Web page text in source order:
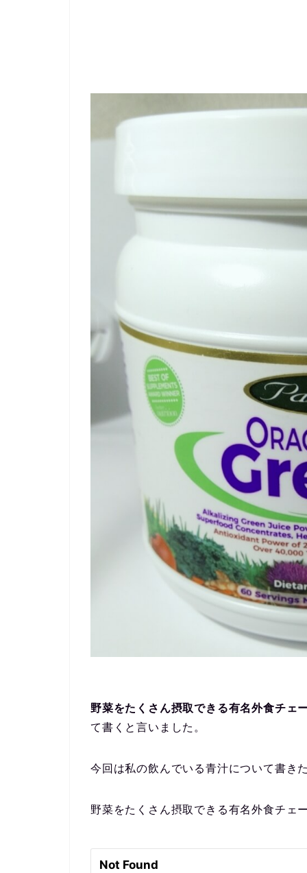
野菜をたくさん摂取できる有名外食チェ
て書くと言いました。
今回は私の飲んでいる青汁について書き
野菜をたくさん摂取できる有名外食チェ